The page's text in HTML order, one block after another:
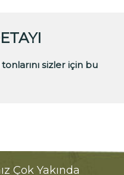
sizler için bu
Çok Yakında